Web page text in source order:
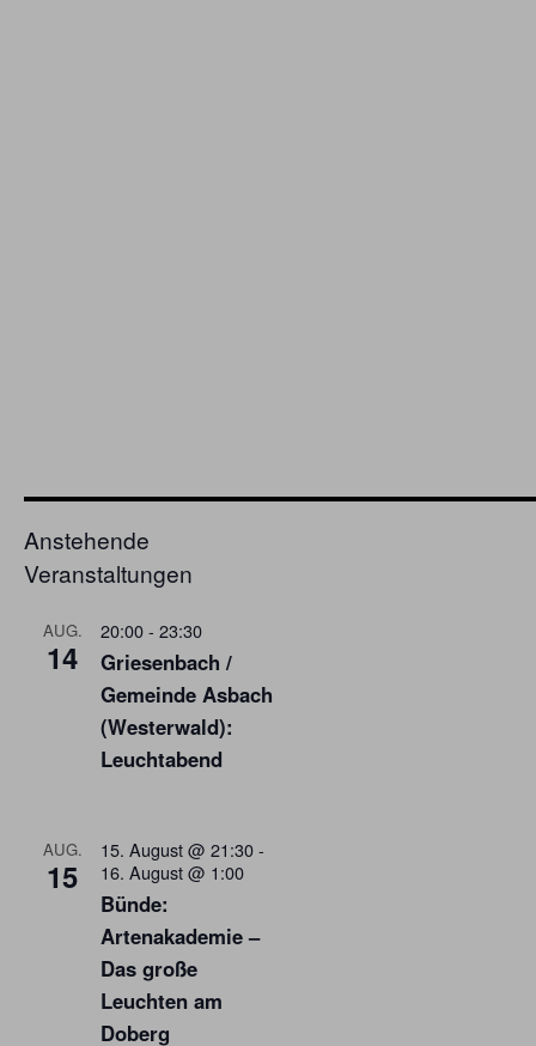
Anstehende
Veranstaltungen
AUG.
14
20:00- 23:30
Griesenbach /
Gemeinde Asbach
(Westerwald):
Leuchtabend
AUG.
15
15. August @ 21:30-
16. August @ 1:00
Bünde:
Artenakademie –
Das große
Leuchten am
Doberg